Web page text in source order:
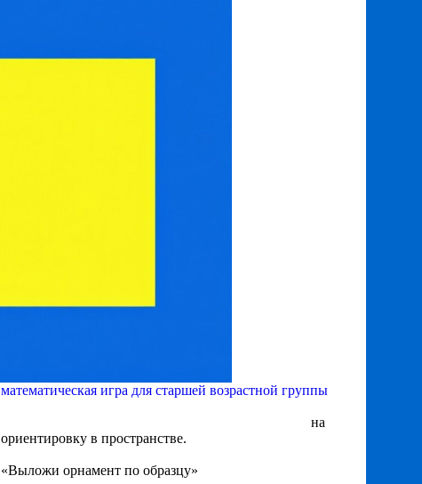
математическая игра для старшей возрастной группы
на
ориентировку в пространстве.
«Выложи орнамент по образцу»